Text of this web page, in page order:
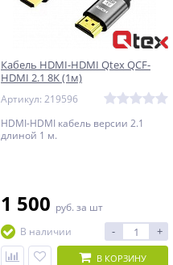
Кабель HDMI-HDMI Qtex QCF-
HDMI 2.1 8K (1м)
Артикул: 219596
HDMI-HDMI кабель версии 2.1
длиной 1 м.
1 500 руб. за шт
В наличии
- +
В КОРЗИНУ